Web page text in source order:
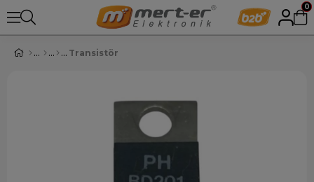
0
Transistör